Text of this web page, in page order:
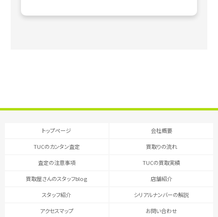
トップページ 会社概要
TUCのカンタン査定 買取りの流れ
査定の注意事項 TUCの買取実績
買取屋さんのスタッフblog 店舗紹介
スタッフ紹介 シリアルナンバーの解説
アクセスマップ お問い合わせ